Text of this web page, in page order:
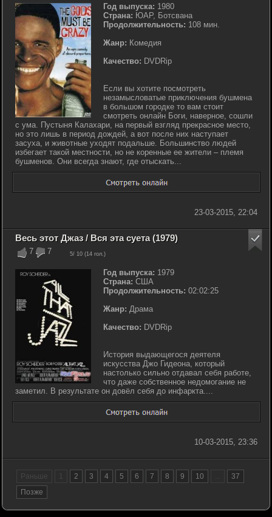
Год выпуска: 1980
Страна: ЮАР, Ботсвана
Продолжительность: 108 мин.
Жанр: Комедия
Качество: DVDRip
Если вы хотите посмотреть
незамысловатые приключения бушмена
в большом городке то вам стоит
смотреть онлайн Боги, наверное, сошли
с ума. Пустыня Калахари, на первый взгляд прекрасное место,
но это лишь в период дождей, а вот после них наступает
засуха, и животные уходят подальше. Большинство людей
избегает такой местности, но не коренные ее жители – племя
бушменов. Они всегда знают, где отыскать...
23-03-2015, 22:04
7 7 5/ 10 (14 гол.)
Весь этот Джаз / Вся эта суета (1979)
Год выпуска: 1979
Страна: США
Продолжительность: 02:02:25
Жанр: Драма
Качество: DVDRip
История выдающегося деятеля
искусства Джо Гидеона, который
настолько сильно отдавал себя работе,
что даже собственное недомогание не
заметил. В результате он довёл себя до инфаркта....
10-03-2015, 23:36
Раньше 2 3 4 5 6 7 8 9 10 ...
37
Позже